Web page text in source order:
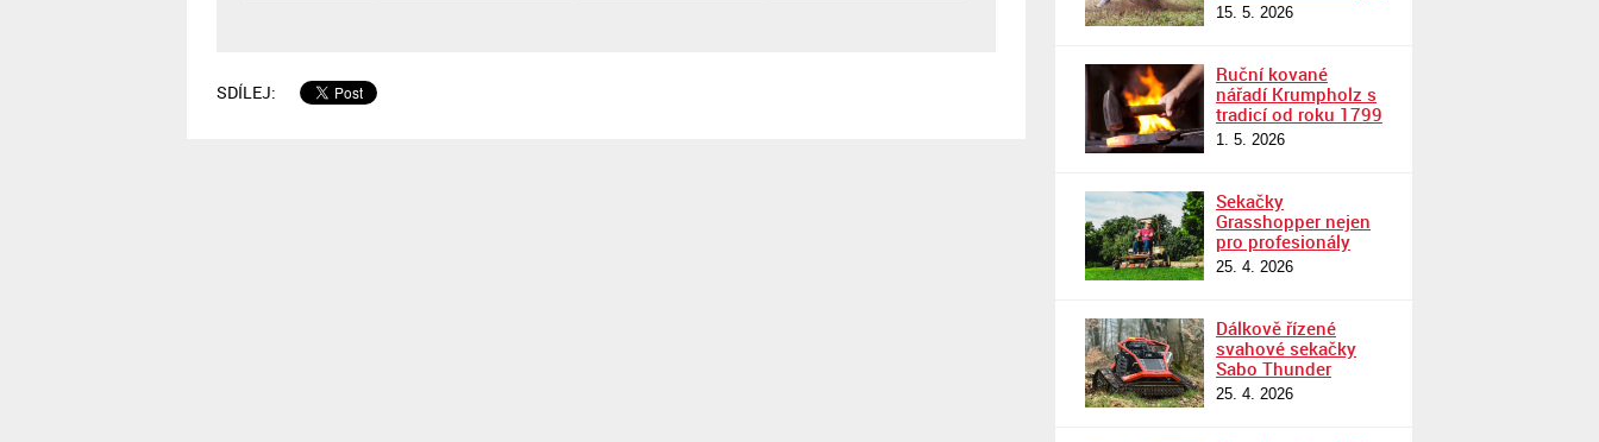
SDÍLEJ:
15. 5. 2026
Ruční kované
nářadí Krumpholz s
tradicí od roku 1799
1. 5. 2026
Sekačky
Grasshopper nejen
pro profesionály
25. 4. 2026
Dálkově řízené
svahové sekačky
Sabo Thunder
25. 4. 2026